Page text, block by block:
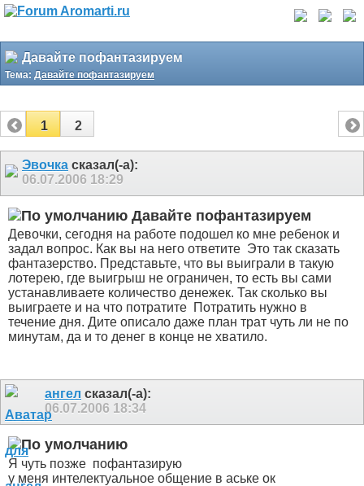
Давайте пофантазируем
Тема: Давайте пофантазируем
1 2
Эвочка сказал(-а):
06.07.2006 18:29
Давайте пофантазируем
Девочки, сегодня на работе подошел ко мне ребенок и
задал вопрос. Как вы на него ответите Это так сказать
фантазерство. Представьте, что вы выиграли в такую
лотерею, где выигрыш не ограничен, то есть вы сами
устанавливаете количество денежек. Так сколько вы
выиграете и на что потратите Потратить нужно в
течение дня. Дите описало даже план трат чуть ли не по
минутам, да и то денег в конце не хватило.
ангел сказал(-а):
06.07.2006 18:34
Я чуть позже пофантазирую
у меня интелектуальное общение в аське ок